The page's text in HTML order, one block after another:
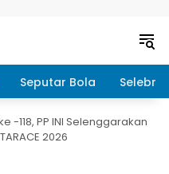
Seputar Bola
-118, PP INI Selenggarakan
2026